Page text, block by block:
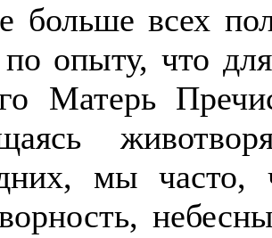
больше всех
опыту, что
Матерь
мы часто,